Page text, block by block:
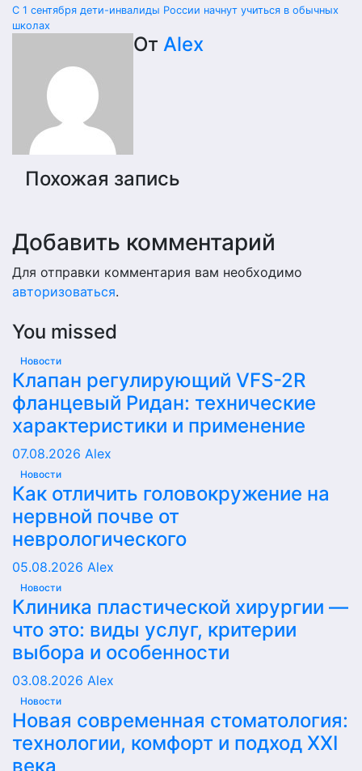
Навигация
записям
С 1 сентября дети-инвалиды России начнут учиться в обычных
школах
От Alex
Похожая запись
Добавить комментарий
Для отправки комментария вам необходимо
авторизоваться.
You missed
Новости
Клапан регулирующий VFS-2R
фланцевый Ридан: технические
характеристики и применение
07.08.2026 Alex
Новости
Как отличить головокружение на
нервной почве от
неврологического
05.08.2026 Alex
Новости
Клиника пластической хирургии —
что это: виды услуг, критерии
выбора и особенности
03.08.2026 Alex
Новости
Новая современная стоматология:
технологии, комфорт и подход XXI
века